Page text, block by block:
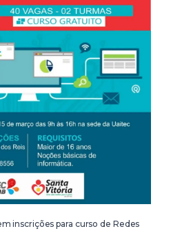
inscrições para curso de Redes